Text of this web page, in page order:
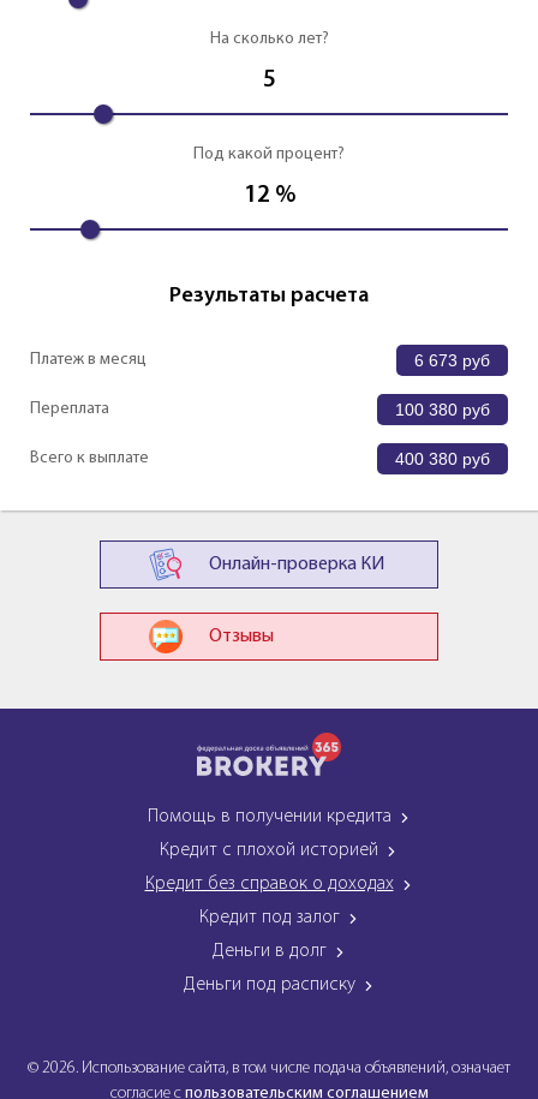
На сколько лет?
5
Под какой процент?
12 %
Результаты расчета
Платеж в месяц 6 673 руб
Переплата 100 380 руб
Всего к выплате 400 380 руб
Онлайн-проверка КИ
Отзывы
Помощь в получении кредита
Кредит с плохой историей
Кредит без справок о доходах
Кредит под залог
Деньги в долг
Деньги под расписку
© 2026. Использование сайта, в том числе подача объявлений, означает
согласие с пользовательским соглашением